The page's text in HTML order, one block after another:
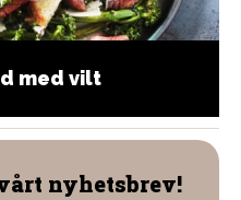
med vilt
nyhetsbrev!